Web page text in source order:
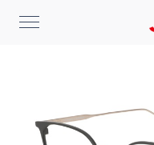
登入/註冊